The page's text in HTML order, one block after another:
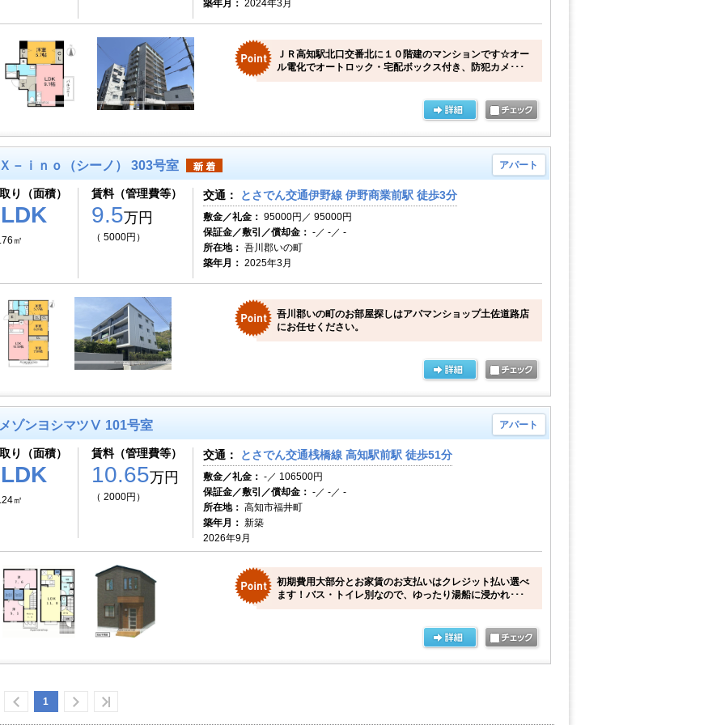
築年月： 2024年3月
ＪＲ高知駅北口交番北に１０階建のマンションです☆オー
ル電化でオートロック・宅配ボックス付き、防犯カメ･･･
－ｉｎｏ（シーノ） 303号室 アパート
り（面積）
㎡
賃料（管理費等）
9.5万円
（ 5000円）
交通： とさでん交通伊野線 伊野商業前駅 徒歩3分
敷金／礼金： 95000円／ 95000円
保証金／敷引／償却金： -／ -／ -
所在地： 吾川郡いの町
築年月： 2025年3月
吾川郡いの町のお部屋探しはアパマンショップ土佐道路店
にお任せください。
ゾンヨシマツⅤ 101号室 アパート
り（面積）
㎡
賃料（管理費等）
10.65万円
（ 2000円）
交通： とさでん交通桟橋線 高知駅前駅 徒歩51分
敷金／礼金： -／ 106500円
保証金／敷引／償却金： -／ -／ -
所在地： 高知市福井町
築年月： 新築
2026年9月
初期費用大部分とお家賃のお支払いはクレジット払い選べ
ます！バス・トイレ別なので、ゆったり湯船に浸かれ･･･
1